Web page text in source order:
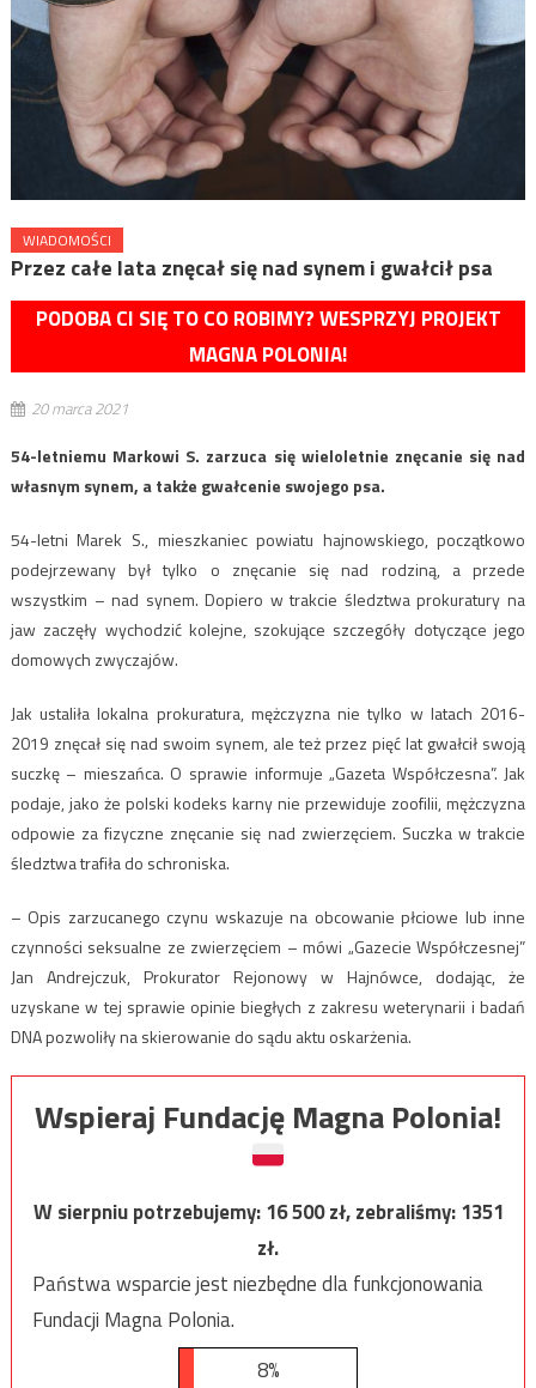
WIADOMOŚCI
Przez całe lata znęcał się nad synem i gwałcił psa
PODOBA CI SIĘ TO CO ROBIMY? WESPRZYJ PROJEKT
MAGNA POLONIA!
20 marca 2021
54-letniemu Markowi S. zarzuca się wieloletnie znęcanie się nad
własnym synem, a także gwałcenie swojego psa.
54-letni Marek S., mieszkaniec powiatu hajnowskiego, początkowo
podejrzewany był tylko o znęcanie się nad rodziną, a przede
wszystkim – nad synem. Dopiero w trakcie śledztwa prokuratury na
jaw zaczęły wychodzić kolejne, szokujące szczegóły dotyczące jego
domowych zwyczajów.
Jak ustaliła lokalna prokuratura, mężczyzna nie tylko w latach 2016-
2019 znęcał się nad swoim synem, ale też przez pięć lat gwałcił swoją
suczkę – mieszańca. O sprawie informuje „Gazeta Współczesna”. Jak
podaje, jako że polski kodeks karny nie przewiduje zoofilii, mężczyzna
odpowie za fizyczne znęcanie się nad zwierzęciem. Suczka w trakcie
śledztwa trafiła do schroniska.
– Opis zarzucanego czynu wskazuje na obcowanie płciowe lub inne
czynności seksualne ze zwierzęciem – mówi „Gazecie Współczesnej”
Jan Andrejczuk, Prokurator Rejonowy w Hajnówce, dodając, że
uzyskane w tej sprawie opinie biegłych z zakresu weterynarii i badań
DNA pozwoliły na skierowanie do sądu aktu oskarżenia.
Wspieraj Fundację Magna Polonia!
W sierpniu potrzebujemy:16 500zł, zebraliśmy:1351
zł.
Państwa wsparcie jest niezbędne dla funkcjonowania
Fundacji Magna Polonia.
8%